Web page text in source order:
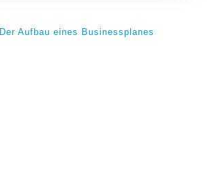
Der Aufbau eines Businessplanes